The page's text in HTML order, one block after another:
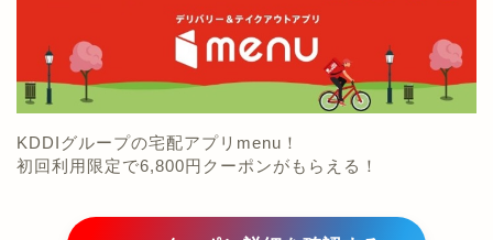
KDDIグループの宅配アプリmenu！
初回利用限定で6,800円クーポンがもらえる！
menuクーポン詳細を確認する